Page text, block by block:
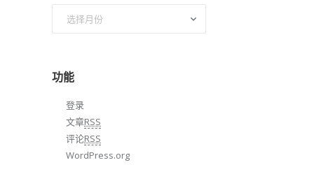
功能
登录
文章RSS
评论RSS
WordPress.org